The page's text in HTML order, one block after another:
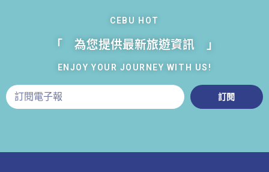
CEBU HOT
「 為您提供最新旅遊資訊 」
ENJOY YOUR JOURNEY WITH US!
訂閱